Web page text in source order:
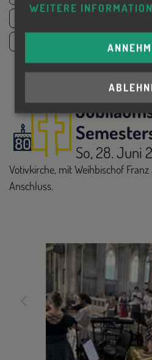
So, 28. Juni
Votivkirche, mit Weihbischof
Anschluss.
WEITERE